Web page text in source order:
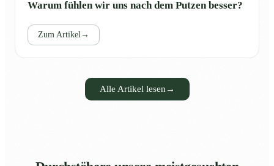
Warum fühlen wir uns nach dem Putzen besser?
Zum Artikel→
Alle Artikel lesen →